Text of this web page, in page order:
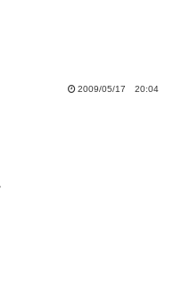
2009/05/17 20:04